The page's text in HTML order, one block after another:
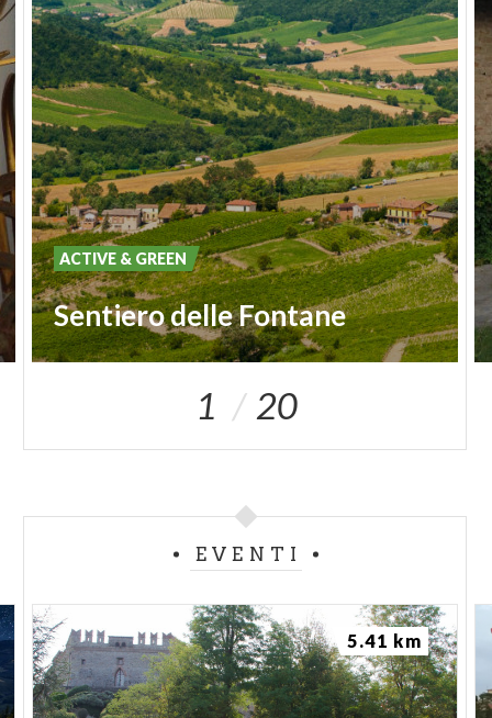
Sentiero delle Fontane
ACTIVE & GREEN
1 20
EVENTI
5.41 km